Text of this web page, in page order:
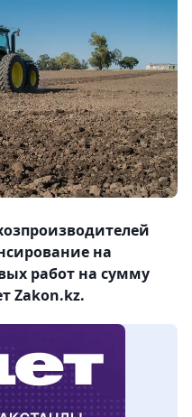
на
работ на сумму
Zakon.kz.